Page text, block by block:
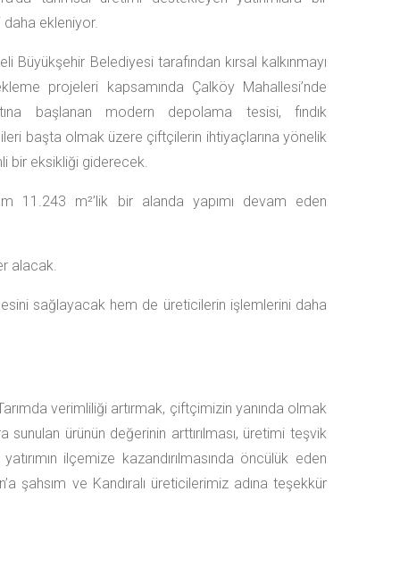
daha ekleniyor.
Büyükşehir Belediyesi tarafından kırsal kalkınmayı
projeleri kapsamında Çalköy Mahallesi’nde
başlanan modern depolama tesisi, fındık
başta olmak üzere çiftçilerin ihtiyaçlarına yönelik
bir eksikliği giderecek.
11.243 m²’lik bir alanda yapımı devam eden
alacak.
sağlayacak hem de üreticilerin işlemlerini daha
verimliliği artırmak, çiftçimizin yanında olmak
ürünün değerinin arttırılması, üretimi teşvik
ilçemize kazandırılmasında öncülük eden
şahsım ve Kandıralı üreticilerimiz adına teşekkür